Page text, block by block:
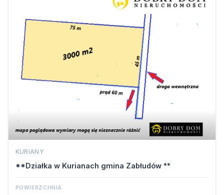
KURIANY
**Działka w Kurianach gmina Zabłudów **
POWIERZCHNIA